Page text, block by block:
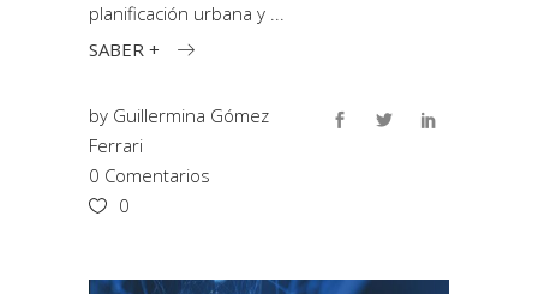
planificación urbana y
SABER +
by Guillermina Gómez
Ferrari
0 Comentarios
0